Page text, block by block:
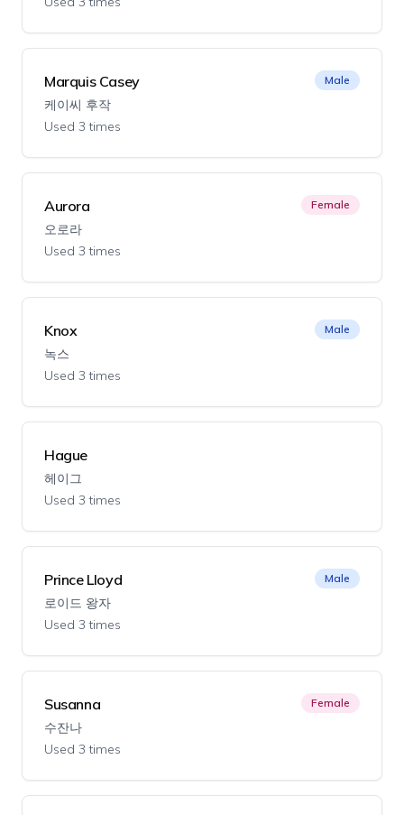
Marquis Casey
케이씨 후작
Used 3 times
Male
Aurora
오로라
Used 3 times
Female
Knox
녹스
Used 3 times
Male
Hague
헤이그
Used 3 times
Prince Lloyd
로이드 왕자
Used 3 times
Male
Susanna
수잔나
Used 3 times
Female